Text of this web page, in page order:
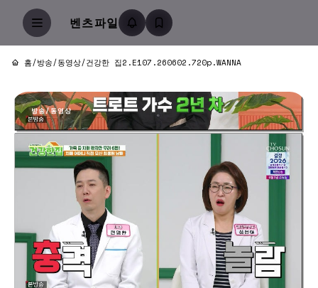
벤츠파일
홈/방송/동영상/건강한 집2.E107.260602.720p.WANNA
방송/동영상